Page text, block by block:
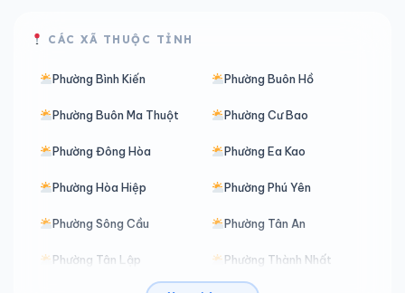
CÁC XÃ THUỘC TỈNH
Phường Bình Kiến Phường Buôn Hồ
Phường Buôn Ma Thuột Phường Cư Bao
Phường Đông Hòa Phường Ea Kao
Phường Hòa Hiệp Phường Phú Yên
Phường Sông Cầu Phường Tân An
Phường Tân Lập Phường Thành Nhất